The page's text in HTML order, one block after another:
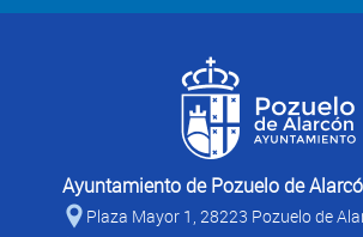
Ayuntamiento de Pozuelo de
Plaza Mayor 1, 28223 Pozuelo de